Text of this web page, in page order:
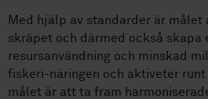
Med hjälp av standarder är målet
skräpet och därmed också skapa
resursanvändning och minskad
fiskeri-näringen och aktiveter
målet är att ta fram